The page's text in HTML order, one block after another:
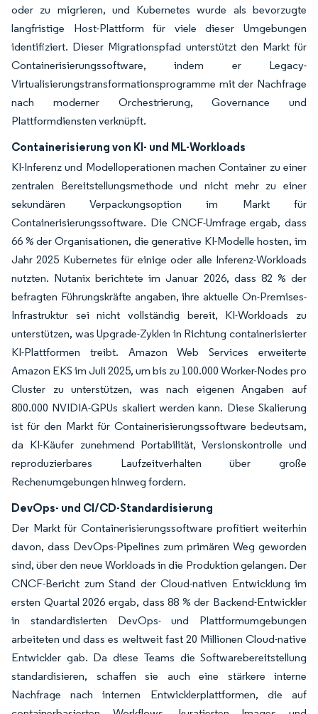
oder zu migrieren, und Kubernetes wurde als bevorzugte
langfristige Host-Plattform für viele dieser Umgebungen
identifiziert. Dieser Migrationspfad unterstützt den Markt für
Containerisierungssoftware, indem er Legacy-
Virtualisierungstransformationsprogramme mit der Nachfrage
nach moderner Orchestrierung, Governance und
Plattformdiensten verknüpft.
Containerisierung von KI- und ML-Workloads
KI-Inferenz und Modelloperationen machen Container zu einer
zentralen Bereitstellungsmethode und nicht mehr zu einer
sekundären Verpackungsoption im Markt für
Containerisierungssoftware. Die CNCF-Umfrage ergab, dass
66 % der Organisationen, die generative KI-Modelle hosten, im
Jahr 2025 Kubernetes für einige oder alle Inferenz-Workloads
nutzten. Nutanix berichtete im Januar 2026, dass 82 % der
befragten Führungskräfte angaben, ihre aktuelle On-Premises-
Infrastruktur sei nicht vollständig bereit, KI-Workloads zu
unterstützen, was Upgrade-Zyklen in Richtung containerisierter
KI-Plattformen treibt. Amazon Web Services erweiterte
Amazon EKS im Juli 2025, um bis zu 100.000 Worker-Nodes pro
Cluster zu unterstützen, was nach eigenen Angaben auf
800.000 NVIDIA-GPUs skaliert werden kann. Diese Skalierung
ist für den Markt für Containerisierungssoftware bedeutsam,
da KI-Käufer zunehmend Portabilität, Versionskontrolle und
reproduzierbares Laufzeitverhalten über große
Rechenumgebungen hinweg fordern.
DevOps- und CI/CD-Standardisierung
Der Markt für Containerisierungssoftware profitiert weiterhin
davon, dass DevOps-Pipelines zum primären Weg geworden
sind, über den neue Workloads in die Produktion gelangen. Der
CNCF-Bericht zum Stand der Cloud-nativen Entwicklung im
ersten Quartal 2026 ergab, dass 88 % der Backend-Entwickler
in standardisierten DevOps- und Plattformumgebungen
arbeiteten und dass es weltweit fast 20 Millionen Cloud-native
Entwickler gab. Da diese Teams die Softwarebereitstellung
standardisieren, schaffen sie auch eine stärkere interne
Nachfrage nach internen Entwicklerplattformen, die auf